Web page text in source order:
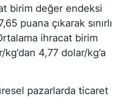
birim değer endeksi
puana çıkarak sınırlı
ihracat birim
4,77 dolar/kg’a
pazarlarda ticaret